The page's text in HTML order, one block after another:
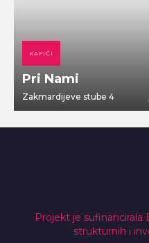
KAFIĆI
Pri Nami
Zakmardijeve stube 4
Projekt je sufinancirala
strukturnih i